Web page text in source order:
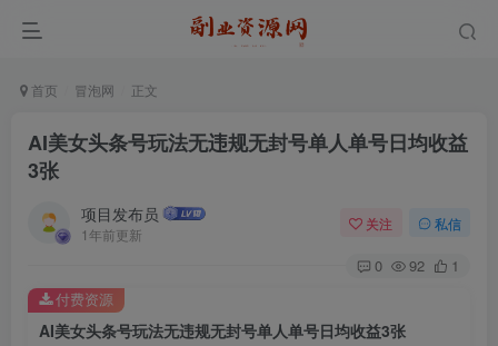
首页 冒泡网 正文
AI美女头条号玩法无违规无封号单人单号日均收益
3张
项目发布员
1年前更新
关注 私信
0 92 1
AI美女头条号玩法无违规无封号单人单号日均收益3张
付费资源